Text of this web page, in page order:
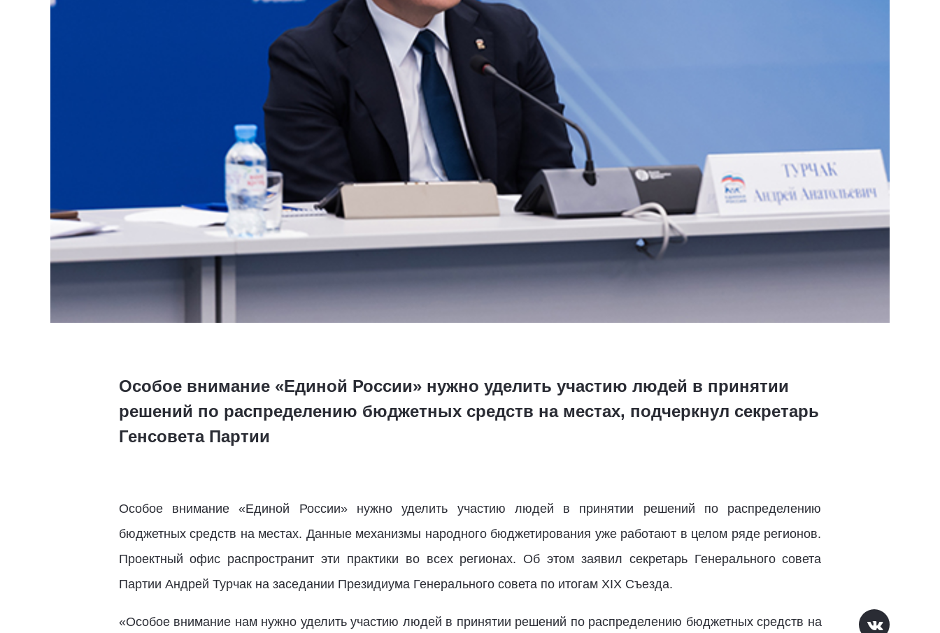
Особое внимание «Единой России» нужно уделить участию людей в принятии
решений по распределению бюджетных средств на местах, подчеркнул секретарь
Генсовета Партии
Особое внимание «Единой России» нужно уделить участию людей в принятии решений по распределению
бюджетных средств на местах. Данные механизмы народного бюджетирования уже работают в целом ряде регионов.
Проектный офис распространит эти практики во всех регионах. Об этом заявил секретарь Генерального совета
Партии Андрей Турчак на заседании Президиума Генерального совета по итогам XIX Съезда.
«Особое внимание нам нужно уделить участию людей в принятии решений по распределению бюджетных средств на